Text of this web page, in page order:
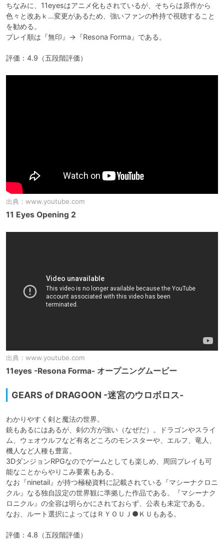
ちなみに、11eyesはアニメ化もされているが、そちらは原作から
色々と改あｋ…変更があるため、強いファンの矜持で視聴すること
を勧める。
プレイ順は『無印』→『Resona Forma』である。
評価：4.9（五段階評価）
出典： www.youtube.com
11 Eyes Opening 2
出典： www.youtube.com
11eyes -Resona Forma- オープニングムービー
GEARS of DRAGOON -迷宮のウロボロス-
わかりやすく剣と魔法の世界。
銃もあるにはあるが、剣の方が強い（なぜだ）。ドラゴンやスライ
ム、ウェオウルフなど有名どころのモンスターや、エルフ、竜人、
機人など人種も豊富。
3DダンジョンRPGなのでゲームとしても楽しめ、周回プレイも可
能なことからやりこみ要素もある。
なお『ninetail』が持つ極秘資料に記載されている『マシーナクロニ
クル』なる独自設定の世界観に準拠した作品である。『マシーナク
ロニクル』の全容は明らかにされておらず、公表も未定である。
なお、ルート選択によってはＲＹＯＵＪ●ＫＵもある。
評価：4.8（五段階評価）